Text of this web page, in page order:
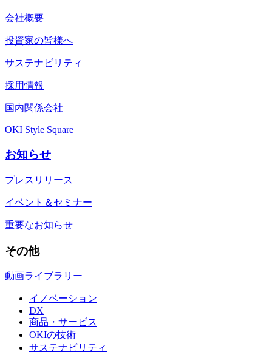
会社概要
投資家の皆様へ
サステナビリティ
採用情報
国内関係会社
OKI Style Square
お知らせ
プレスリリース
イベント＆セミナー
重要なお知らせ
その他
動画ライブラリー
イノベーション
DX
商品・サービス
OKIの技術
サステナビリティ